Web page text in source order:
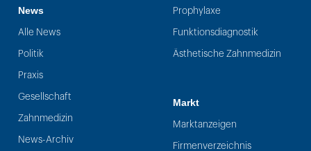
News
Alle News
Politik
Praxis
Gesellschaft
Zahnmedizin
News-Archiv
Prophylaxe
Funktionsdiagnostik
Ästhetische Zahnmedizin
Markt
Marktanzeigen
Firmenverzeichnis